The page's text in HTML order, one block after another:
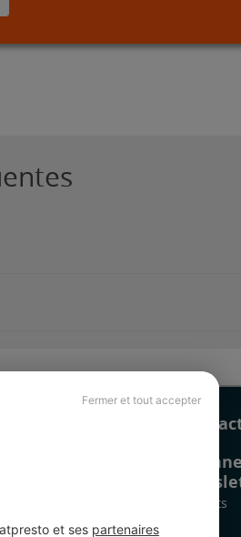
Fermer et tout accepter
et ses partenaires
gratuits